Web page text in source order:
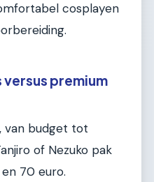
cosplayen
premium
van budget tot
of Nezuko pak
70 euro.